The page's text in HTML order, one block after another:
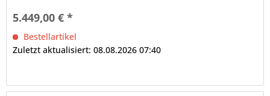
5.449,00 € *
Bestellartikel
Zuletzt aktualisiert: 08.08.2026 07:40